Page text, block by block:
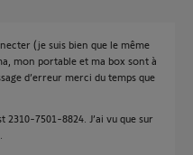
(je suis bien que le même
mon portable et ma box sont à
d’erreur merci du temps que
7501-8824. J’ai vu que sur